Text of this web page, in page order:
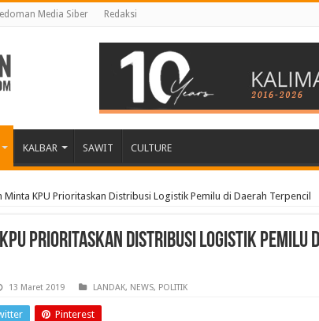
Media Siber Redaksi
KALBAR SAWIT CULTURE
Minta KPU Prioritaskan Distribusi Logistik Pemilu di Daerah Terpencil
Prioritaskan Distribusi Logistik Pemilu
13 Maret 2019 LANDAK, NEWS, POLITIK
Pinterest